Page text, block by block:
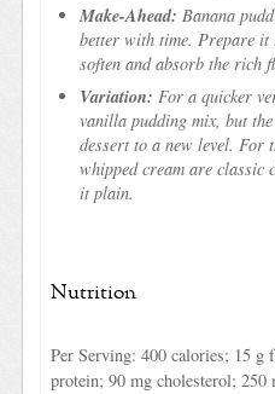
Make-Ahead: Banana
better with time. Prepare it
soften and absorb the rich
Variation: For a quicker
vanilla pudding mix, but the
dessert to a new level. For
whipped cream are classic
it plain.
Nutrition
Per Serving: 400 calories; 15 g
protein; 90 mg cholesterol; 250